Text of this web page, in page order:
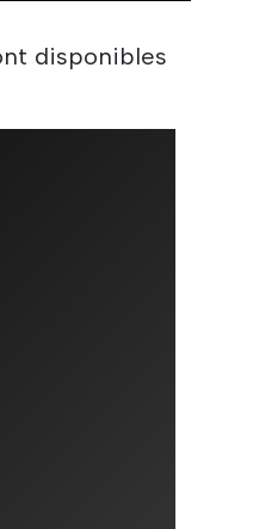
disponibles